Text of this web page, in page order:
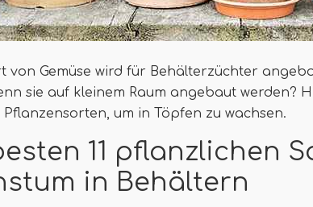
von Gemüse wird für Behälterzüchter
sie auf kleinem Raum angebaut werden?
Pflanzensorten, um in Töpfen zu wachsen.
11 pflanzlichen
in Behältern